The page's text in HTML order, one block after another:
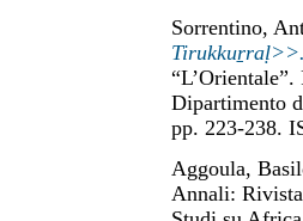
Sorrentino,
Dipartimento
pp. 223-238.
Aggoula,
Annali: